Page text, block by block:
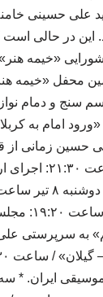
حسینی خامنه
این در حالی
محفل «خیمه
اجرای